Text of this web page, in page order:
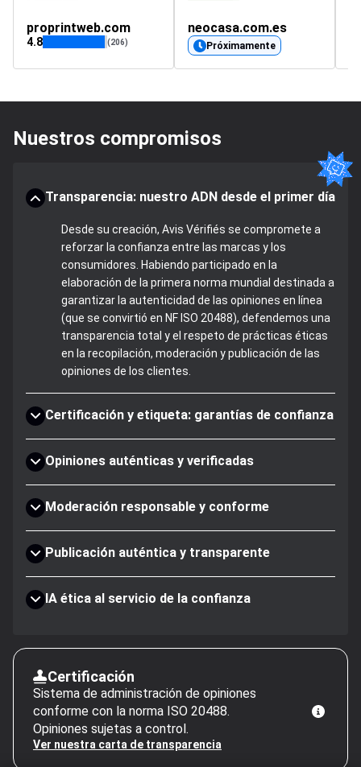
proprintweb.com
4.8 (206)
neocasa.com.es
Próximamente
Nuestros compromisos
Transparencia: nuestro ADN desde el primer día
Desde su creación, Avis Vérifiés se compromete a
reforzar la confianza entre las marcas y los
consumidores. Habiendo participado en la
elaboración de la primera norma mundial destinada a
garantizar la autenticidad de las opiniones en línea
(que se convirtió en NF ISO 20488), defendemos una
transparencia total y el respeto de prácticas éticas
en la recopilación, moderación y publicación de las
opiniones de los clientes.
Certificación y etiqueta: garantías de confianza
Opiniones auténticas y verificadas
Moderación responsable y conforme
Publicación auténtica y transparente
IA ética al servicio de la confianza
Certificación
Sistema de administración de opiniones
conforme con la norma ISO 20488.
Opiniones sujetas a control.
Ver nuestra carta de transparencia